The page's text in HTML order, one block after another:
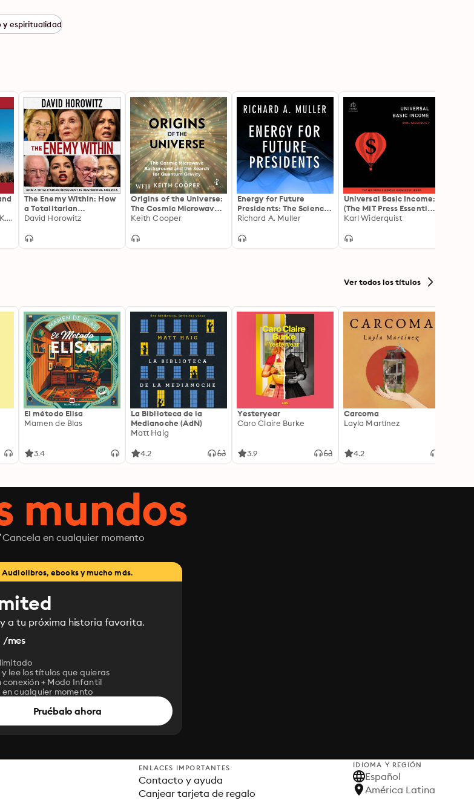
y espiritualidad
Andrey S. Shaw, Arup K. Chakraborty
The Enemy Within: How
a Totalitarian
Movement is Destroying
David Horowitz
Origins of the Universe:
The Cosmic Microwave
Background and the
Gravity
Keith Cooper
Energy for Future
Presidents: The Science
Behind the Headlines
Richard A. Muller
Universal Basic Income:
(The MIT Press Essential
Knowledge series)
Karl Widerquist
Ver todos los títulos
El método Elisa
Mamen de Blas
3.4
La Biblioteca de la
Medianoche (AdN)
Matt Haig
4.2
Yesteryear
Caro Claire Burke
3.9
Carcoma
Layla Martínez
4.2
mundos
Cancela en cualquier momento
Audiolibros, ebooks y mucho más.
a tu próxima historia favorita.
/mes
y lee los títulos que quieras
conexión + Modo Infantil
cualquier momento
Pruébalo ahora
ENLACES IMPORTANTES
Contacto y ayuda
Canjear tarjeta de regalo
IDIOMA Y REGIÓN
Español
América Latina